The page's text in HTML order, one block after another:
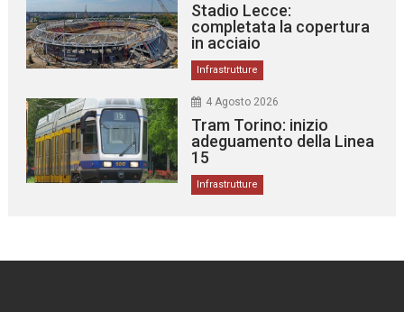
Stadio Lecce:
completata la copertura
in acciaio
Infrastrutture
4 Agosto 2026
Tram Torino: inizio
adeguamento della Linea
15
Infrastrutture